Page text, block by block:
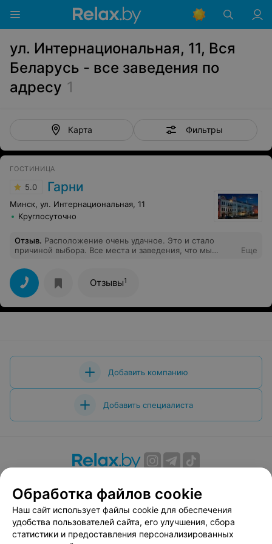
ул. Интернациональная, 11, Вся
Беларусь - все заведения по
адресу 1
Карта Фильтры
ГОСТИНИЦА
5.0 Гарни
Минск, ул. Интернациональная, 11
Круглосуточно
Отзыв. Расположение очень удачное. Это и стало
причиной выбора. Все места и заведения, что мы
Отличное место для пеших вечерних прогулок. Уютно.
Еще
Отзывы1
Добавить компанию
Добавить специалиста
Вакансии
Публичный договор
Способы оплаты
Публичный договор по использованию сервиса
«Афиша»
Обработка файлов cookie
Наш сайт использует файлы cookie для обеспечения
удобства пользователей сайта, его улучшения, сбора
статистики и предоставления персонализированных